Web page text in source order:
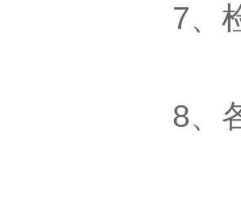
7、
8、